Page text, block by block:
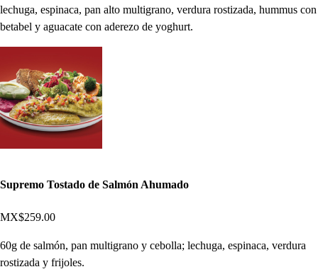
lechuga, espinaca, pan alto multigrano, verdura rostizada, hummus con
betabel y aguacate con aderezo de yoghurt.
Supremo Tostado de Salmón Ahumado
MX$259.00
60g de salmón, pan multigrano y cebolla; lechuga, espinaca, verdura
rostizada y frijoles.